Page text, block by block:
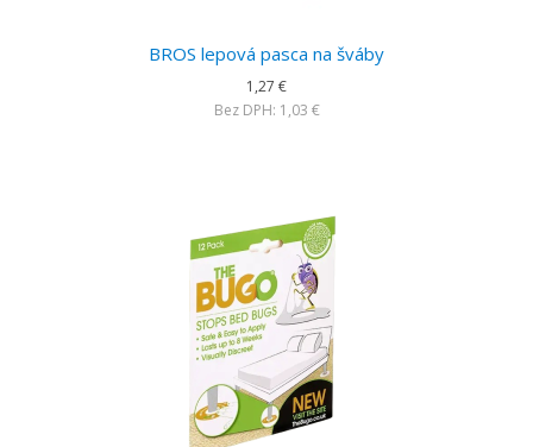
BROS lepová pasca na šváby
1,27 €
Bez DPH: 1,03 €